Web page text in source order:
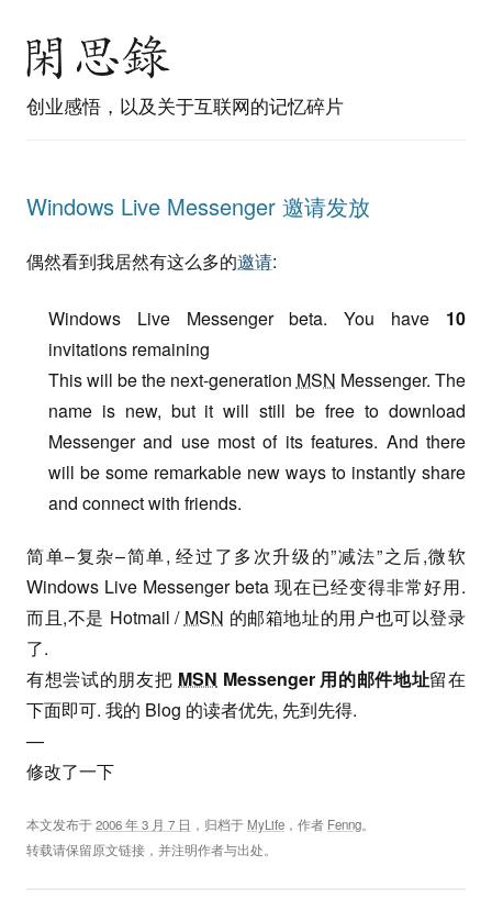
创业感悟，以及关于互联网的记忆碎片
Windows Live Messenger 邀请发放
偶然看到我居然有这么多的邀请:
Windows Live Messenger beta. You have 10
invitations remaining
This will be the next-generation MSN Messenger. The
name is new, but it will still be free to download
Messenger and use most of its features. And there
will be some remarkable new ways to instantly share
and connect with friends.
简单–复杂–简单, 经过了多次升级的”减法”之后,微软
Windows Live Messenger beta 现在已经变得非常好用.
而且,不是 Hotmail / MSN 的邮箱地址的用户也可以登录
了.
有想尝试的朋友把 MSN Messenger 用的邮件地址留在
下面即可. 我的 Blog 的读者优先, 先到先得.
—
修改了一下
本文发布于2006 年 3 月 7 日 ，归档于 MyLife ，作者 Fenng。
转载请保留原文链接，并注明作者与出处。